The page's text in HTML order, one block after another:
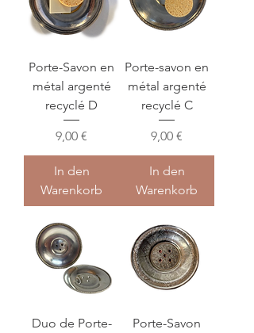
Porte-Savon en
métal argenté
recyclé D
Preis
9,00 €
In den
Warenkorb
Porte-savon en
métal argenté
recyclé C
Preis
9,00 €
In den
Warenkorb
Duo de Porte-
Porte-Savon